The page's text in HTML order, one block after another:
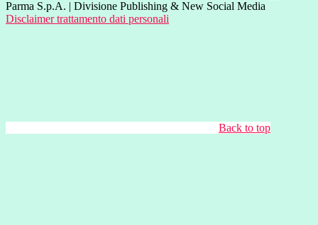
Parma S.p.A. | Divisione Publishing & New Social Media
Disclaimer trattamento dati personali
Back to top